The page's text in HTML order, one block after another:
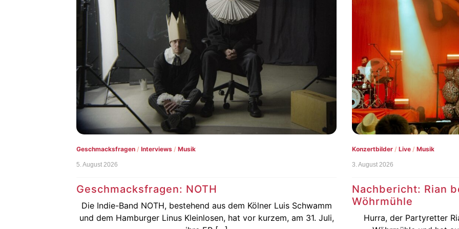
Konzertbilder/Live /Musik
3. August 2026
Nachbericht: Rian bei der Kulturinsel
Wöhrmühle
Hurra, der Partyretter Rian war am 23. Juli bei der Kulturinsel
Live/Musik
1. August 2026
Vorbericht:
Der Festivalsommer ist
natürlich auch dieses